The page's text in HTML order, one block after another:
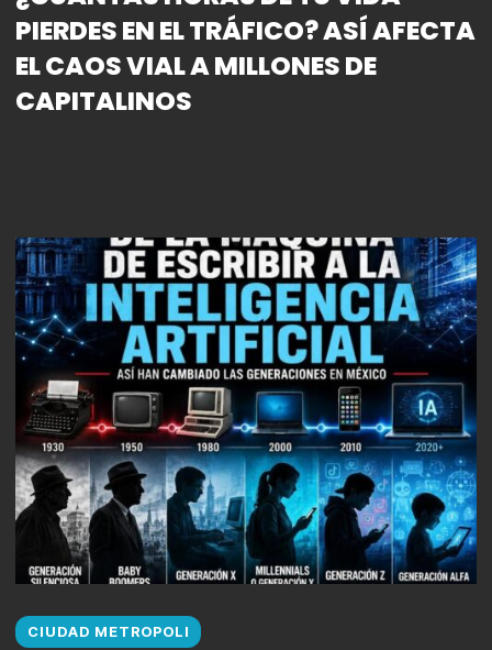
PIERDES EN EL TRÁFICO? ASÍ AFECTA
EL CAOS VIAL A MILLONES DE
CAPITALINOS
CIUDAD METROPOLI